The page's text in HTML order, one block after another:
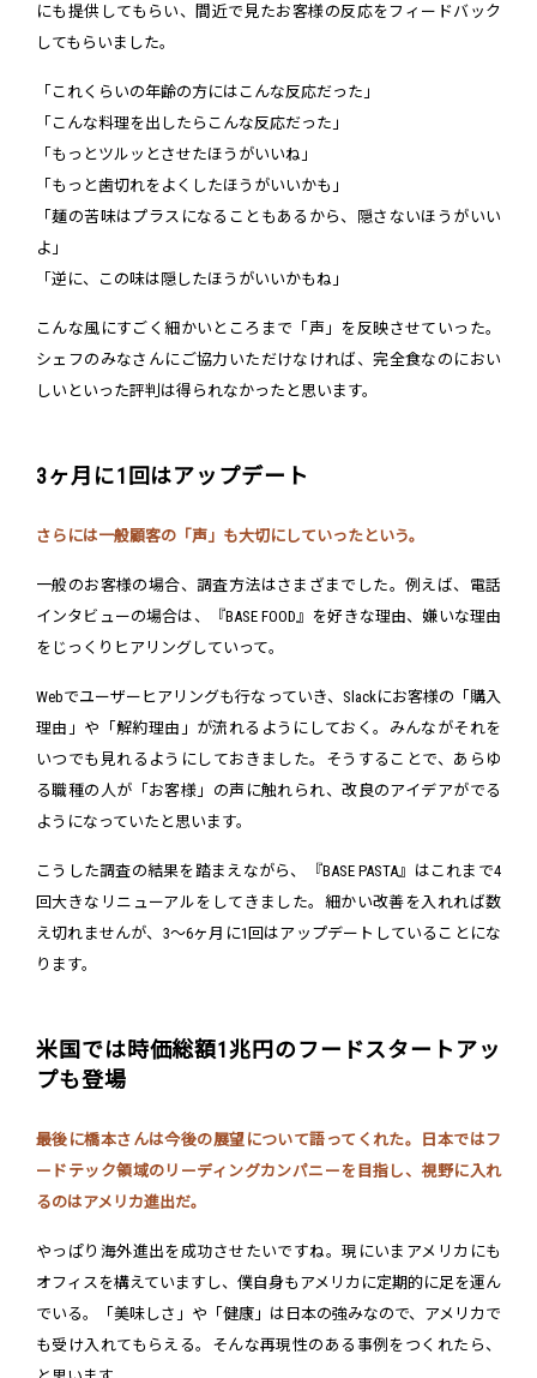
にも提供してもらい、間近で見たお客様の反応をフィードバック
してもらいました。
「これくらいの年齢の方にはこんな反応だった」
「こんな料理を出したらこんな反応だった」
「もっとツルッとさせたほうがいいね」
「もっと歯切れをよくしたほうがいいかも」
「麺の苦味はプラスになることもあるから、隠さないほうがいい
よ」
「逆に、この味は隠したほうがいいかもね」
こんな風にすごく細かいところまで「声」を反映させていった。
シェフのみなさんにご協力いただけなければ、完全食なのにおい
しいといった評判は得られなかったと思います。
3ヶ月に1回はアップデート
さらには一般顧客の「声」も大切にしていったという。
一般のお客様の場合、調査方法はさまざまでした。例えば、電話
インタビューの場合は、『BASE FOOD』を好きな理由、嫌いな理由
をじっくりヒアリングしていって。
Webでユーザーヒアリングも行なっていき、Slackにお客様の「購入
理由」や「解約理由」が流れるようにしておく。みんながそれを
いつでも見れるようにしておきました。そうすることで、あらゆ
る職種の人が「お客様」の声に触れられ、改良のアイデアがでる
ようになっていたと思います。
こうした調査の結果を踏まえながら、『BASE PASTA』はこれまで4
回大きなリニューアルをしてきました。細かい改善を入れれば数
え切れませんが、3〜6ヶ月に1回はアップデートしていることにな
ります。
米国では時価総額1兆円のフードスタートアッ
プも登場
最後に橋本さんは今後の展望について語ってくれた。日本ではフ
ードテック領域のリーディングカンパニーを目指し、視野に入れ
るのはアメリカ進出だ。
やっぱり海外進出を成功させたいですね。現にいまアメリカにも
オフィスを構えていますし、僕自身もアメリカに定期的に足を運ん
でいる。「美味しさ」や「健康」は日本の強みなので、アメリカで
も受け入れてもらえる。そんな再現性のある事例をつくれたら、